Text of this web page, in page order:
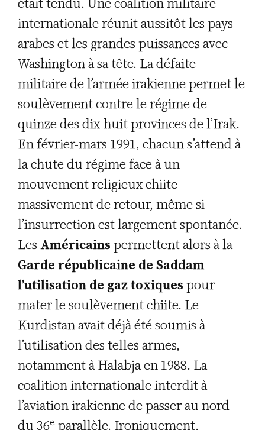
internationale réunit aussitôt les pays
arabes et les grandes puissances avec
Washington à sa tête. La défaite
militaire de l’armée irakienne permet le
soulèvement contre le régime de
quinze des dix-huit provinces de l’Irak.
En février-mars 1991, chacun s’attend à
la chute du régime face à un
mouvement religieux chiite
massivement de retour, même si
l’insurrection est largement spontanée.
Les Américains permettent alors à la
Garde républicaine de Saddam
l’utilisation de gaz toxiques pour
mater le soulèvement chiite. Le
Kurdistan avait déjà été soumis à
l’utilisation des telles armes,
notamment à Halabja en 1988. La
coalition internationale interdit à
l’aviation irakienne de passer au nord
du 36e parallèle. Ironiquement,